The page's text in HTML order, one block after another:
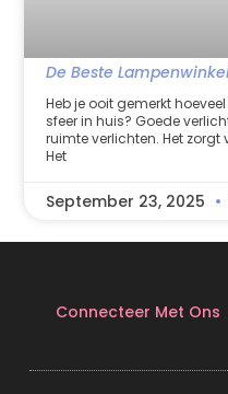
De Beste
Heb je ooit gemerkt
sfeer in huis? Goede
ruimte verlichten. Het zorgt
Het
September 23, 2025
Connecteer Met Ons